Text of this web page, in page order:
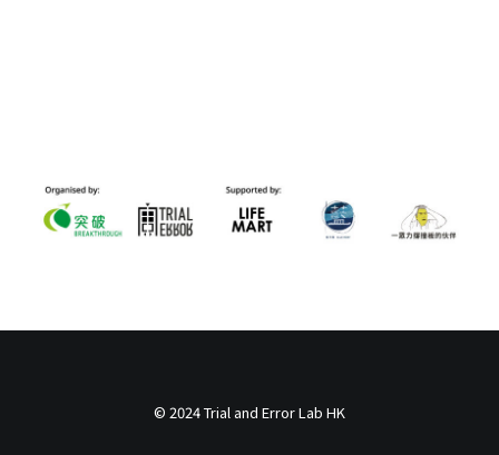
© 2024 Trial and Error Lab HK